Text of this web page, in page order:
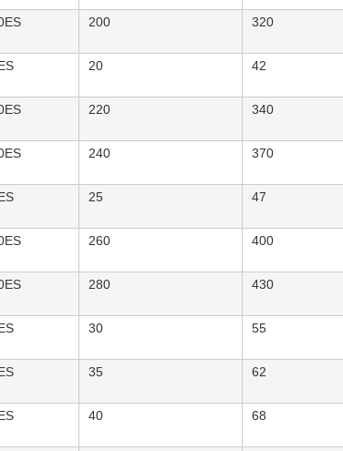
200 320
20 42
220 340
240 370
25 47
260 400
280 430
30 55
35 62
40 68